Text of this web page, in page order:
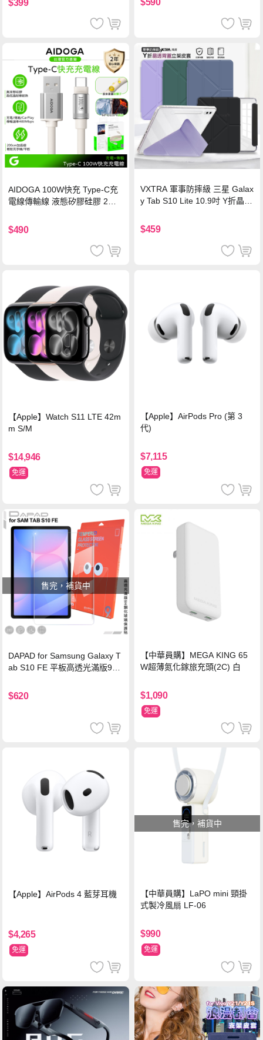
$399 $590
AIDOGA 100W快充 Type-C充
電線傳輸線 液態矽膠硅膠 2M
$490
VXTRA 軍事防摔級 三星 Galax
y Tab S10 Lite 10.9吋 Y折晶透
$459
【Apple】Watch S11 LTE 42m
m S/M
$14,946
免運
【Apple】AirPods Pro (第 3
代)
$7,115
免運
售完，補貨中
DAPAD for Samsung Galaxy T
ab S10 FE 平板高透光滿版9H
$620
【中華員購】MEGA KING 65
W超薄氮化鎵旅充頭(2C) 白
$1,090
免運
【Apple】AirPods 4 藍芽耳機
$4,265
免運
售完，補貨中
【中華員購】LaPO mini 頸掛
式製冷風扇 LF-06
$990
免運